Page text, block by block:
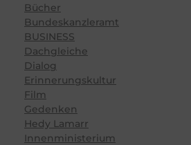
Bücher
Bundeskanzleramt
BUSINESS
Dachgleiche
Dialog
Erinnerungskultur
Film
Gedenken
Hedy Lamarr
Innenministerium